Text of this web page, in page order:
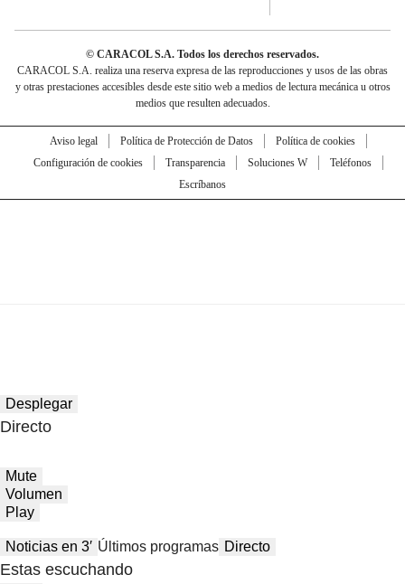
© CARACOL S.A. Todos los derechos reservados.
CARACOL S.A. realiza una reserva expresa de las reproducciones y usos de las obras
y otras prestaciones accesibles desde este sitio web a medios de lectura mecánica u otros
medios que resulten adecuados.
Aviso legal Política de Protección de Datos
Política de cookies
Configuración de cookies
Transparencia Soluciones W
Teléfonos
Escríbanos
Desplegar
Directo
Mute
Volumen
Play
Noticias en 3′ Últimos programas Directo
Estas escuchando